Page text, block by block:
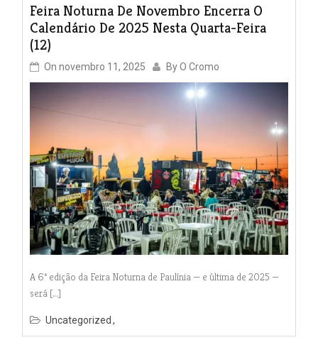
Feira Noturna De Novembro Encerra O
Calendário De 2025 Nesta Quarta-Feira
(12)
On novembro 11, 2025 ByO Cromo
A 6ª edição da Feira Noturna de Paulínia — e última de 2025 —
será […]
Uncategorized